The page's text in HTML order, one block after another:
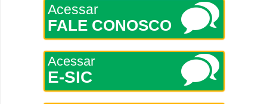
Acessar
FALE CONOSCO
Acessar
E-SIC